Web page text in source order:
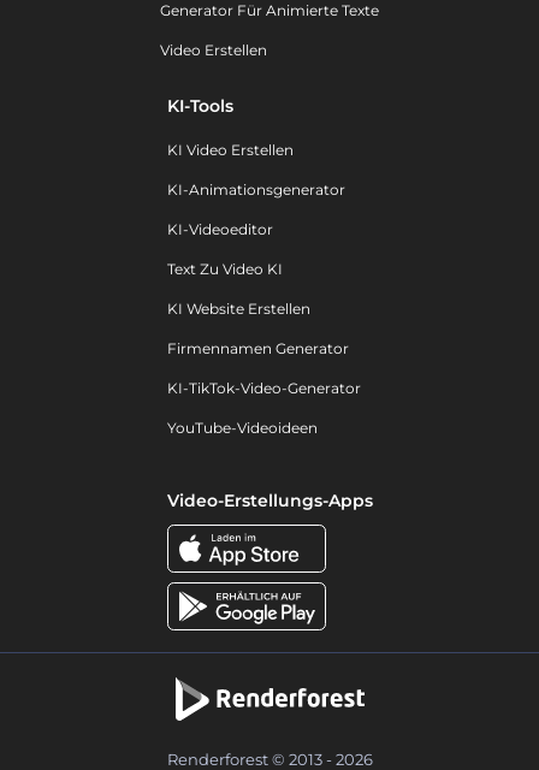
Generator Für Animierte Texte
Video Erstellen
KI-Tools
KI Video Erstellen
KI-Animationsgenerator
KI-Videoeditor
Text Zu Video KI
KI Website Erstellen
Firmennamen Generator
KI-TikTok-Video-Generator
YouTube-Videoideen
Video-Erstellungs-Apps
Renderforest © 2013 - 2026